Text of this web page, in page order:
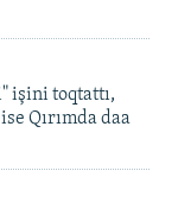
işini toqtattı,
Qırımda daa